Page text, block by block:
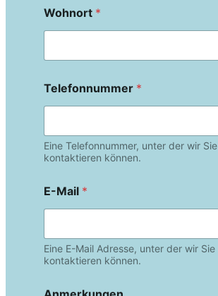
Wohnort *
Telefonnummer *
Eine Telefonnummer, unter der wir Sie
kontaktieren können.
E-Mail *
Eine E-Mail Adresse, unter der wir Sie
kontaktieren können.